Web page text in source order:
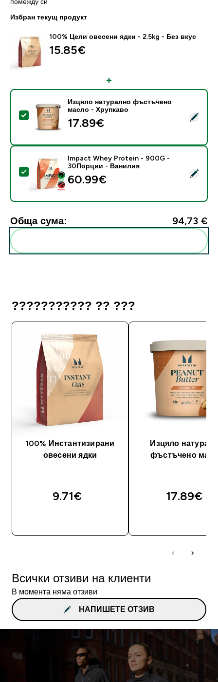
Избран текущ продукт
100% Цели овесени ядки - 2.5kg - Без вкус
15.85€‎
Select this product - Изцяло натурално фъстъчено
Изцяло натурално фъстъчено
масло - Хрупкаво
17.89€‎
Select this product - Impact Whey Protein - 900G -
Impact Whey Protein - 900G -
30Порции - Ванилия
60.99€‎
Обща сума: 94,73 €‎
??????????? ?? ???
100% Инстантизирани
овесени ядки
9.71€‎
Изцяло
фъстъчено
17.89€‎
Всички отзиви на клиенти
В момента няма отзиви.
НАПИШЕТЕ ОТЗИВ